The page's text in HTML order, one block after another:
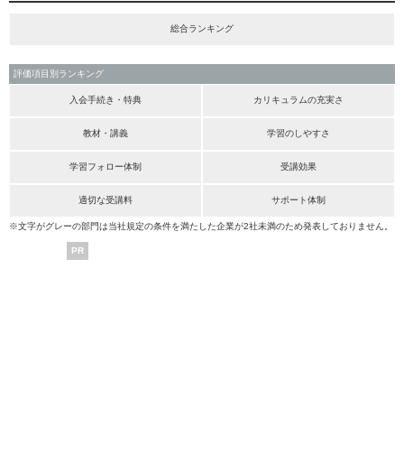
総合ランキング
評価項目別ランキング
入会手続き・特典 カリキュラムの充実さ
教材・講義 学習のしやすさ
学習フォロー体制 受講効果
適切な受講料 サポート体制
※文字がグレーの部門は当社規定の条件を満たした企業が2社未満のため発表しておりません。
PR